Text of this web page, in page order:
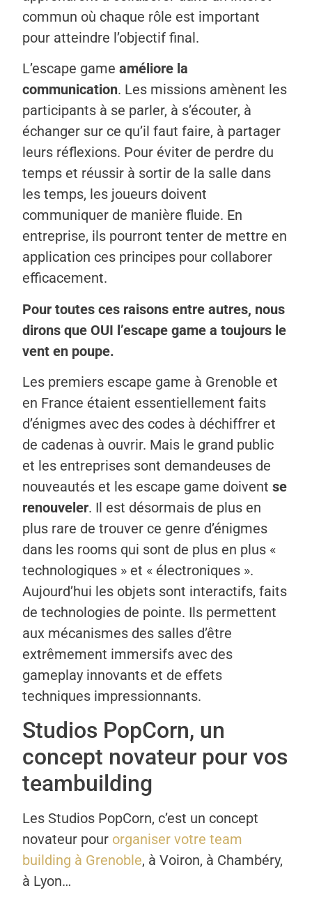
commun où chaque rôle est important
pour atteindre l’objectif final.
L’escape gameaméliore la
communication. Les missions amènent les
participants à se parler, à s’écouter, à
échanger sur ce qu’il faut faire, à partager
leurs réflexions. Pour éviter de perdre du
temps et réussir à sortir de la salle dans
les temps, les joueurs doivent
communiquer de manière fluide. En
entreprise, ils pourront tenter de mettre en
application ces principes pour collaborer
efficacement.
Pour toutes ces raisons entre autres, nous
dirons que OUI l’escape game a toujours le
vent en poupe.
Les premiers escape game à Grenoble et
en France étaient essentiellement faits
d’énigmes avec des codes à déchiffrer et
de cadenas à ouvrir. Mais le grand public
et les entreprises sont demandeuses de
nouveautés et les escape game doiventse
renouveler. Il est désormais de plus en
plus rare de trouver ce genre d’énigmes
dans les rooms qui sont de plus en plus «
technologiques » et « électroniques ».
Aujourd’hui les objets sont interactifs, faits
de technologies de pointe. Ils permettent
aux mécanismes des salles d’être
extrêmement immersifs avec des
gameplay innovants et de effets
techniques impressionnants.
Studios PopCorn, un
concept novateur pour vos
teambuilding
Les Studios PopCorn, c’est un concept
novateur pour organiser votre team
building à Grenoble, à Voiron, à Chambéry,
à Lyon…